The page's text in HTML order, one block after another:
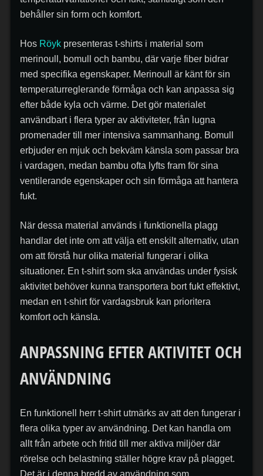
behåller sin form och komfort.
Hos Röyk presenteras t-shirts i material som
merinoull, bomull och bambu, där varje fiber bidrar
med specifika egenskaper. Merinoull är känt för sin
temperaturreglerande förmåga och kan anpassa sig
efter både kyla och värme. Det gör materialet
användbart i flera typer av aktiviteter, från lugna
promenader till mer intensiva sammanhang. Bomull
erbjuder en mjuk och bekväm känsla som passar bra
i vardagen, medan bambu ofta lyfts fram för sina
ventilerande egenskaper och sin förmåga att hantera
fukt.
När dessa material används i funktionella plagg
handlar det inte om att välja ett enskilt alternativ, utan
om att förstå hur olika material fungerar i olika
situationer. En t-shirt som ska användas under fysisk
aktivitet behöver kunna transportera bort fukt effektivt,
medan en t-shirt för vardagsbruk kan prioritera
komfort och känsla.
ANPASSNING EFTER AKTIVITET OCH
ANVÄNDNING
En funktionell herr t-shirt utmärks av att den fungerar i
flera olika typer av användning. Det kan handla om
allt från arbete och fritid till mer aktiva miljöer där
rörelse och belastning ställer högre krav på plagget.
Det är i denna bredd av användning som